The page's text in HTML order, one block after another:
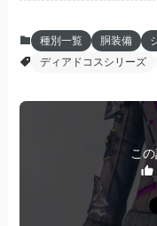
種別一覧 胴装備
ディアドコスシリーズ
こ